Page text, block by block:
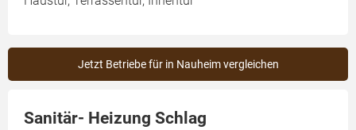
Jetzt Betriebe für in Nauheim vergleichen
Sanitär- Heizung Schlag